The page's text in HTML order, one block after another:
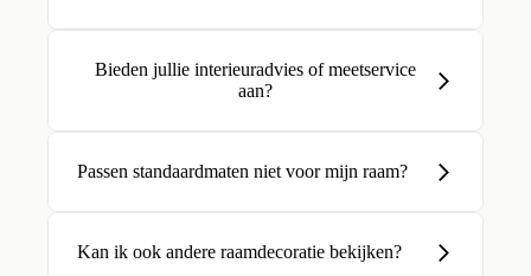
Bieden jullie interieuradvies of meetservice
aan?
Passen standaardmaten niet voor mijn raam?
Kan ik ook andere raamdecoratie bekijken?